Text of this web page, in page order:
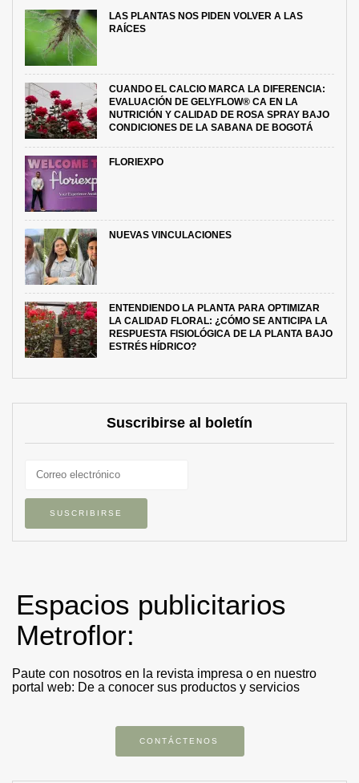
LAS PLANTAS NOS PIDEN VOLVER A LAS
RAÍCES
CUANDO EL CALCIO MARCA LA DIFERENCIA:
EVALUACIÓN DE GELYFLOW® CA EN LA
NUTRICIÓN Y CALIDAD DE ROSA SPRAY BAJO
CONDICIONES DE LA SABANA DE BOGOTÁ
FLORIEXPO
NUEVAS VINCULACIONES
ENTENDIENDO LA PLANTA PARA OPTIMIZAR
LA CALIDAD FLORAL: ¿CÓMO SE ANTICIPA LA
RESPUESTA FISIOLÓGICA DE LA PLANTA BAJO
ESTRÉS HÍDRICO?
Suscribirse al boletín
Espacios publicitarios
Metroflor:
Paute con nosotros en la revista impresa o en nuestro
portal web: De a conocer sus productos y servicios
CONTÁCTENOS